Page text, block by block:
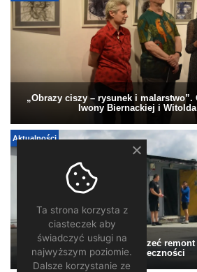
„Obrazy ciszy – rysunek i malarstwo”.
Iwony Biernackiej i
Aktualności
Pomagamy. Warto wesprzeć
społeczności
Ta strona korzysta z
ciasteczek aby
świadczyć usługi na
najwyższym poziomie.
Dalsze korzystanie ze